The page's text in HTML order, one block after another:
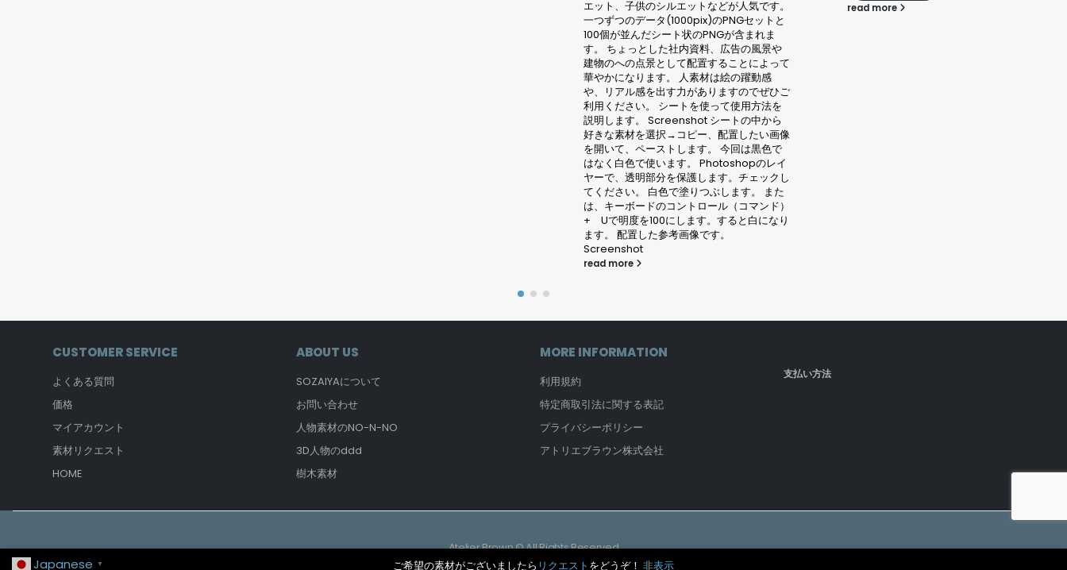
ご希望の素材がございましたら リクエスト をどうぞ！ 非表示
read more
CUSTOMER SERVICE
よくある質問
価格
マイアカウント
素材リクエスト
HOME
ABOUT US
SOZAIYAについて
お問い合わせ
人物素材のNO-N-NO
3D人物のddd
樹木素材
MORE INFORMATION
利用規約
特定商取引法に関する表記
プライバシーポリシー
アトリエブラウン株式会社
支払い方法
Atelier Brown © All Rights Reserved
Japanese ▼